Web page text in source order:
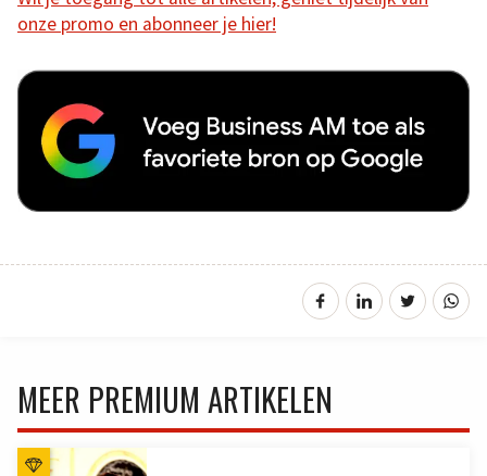
onze promo en abonneer je hier!
MEER PREMIUM ARTIKELEN